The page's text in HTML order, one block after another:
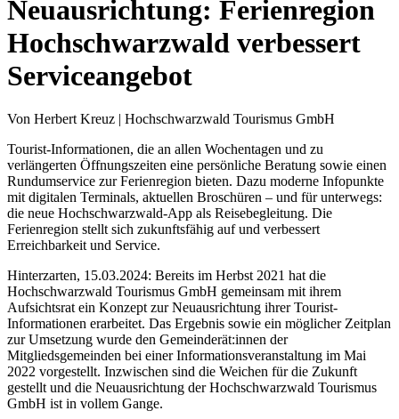
Neuausrichtung: Ferienregion
Hochschwarzwald verbessert
Serviceangebot
Von Herbert Kreuz | Hochschwarzwald Tourismus GmbH
Tourist-Informationen, die an allen Wochentagen und zu
verlängerten Öffnungszeiten eine persönliche Beratung sowie einen
Rundumservice zur Ferienregion bieten. Dazu moderne Infopunkte
mit digitalen Terminals, aktuellen Broschüren – und für unterwegs:
die neue Hochschwarzwald-App als Reisebegleitung. Die
Ferienregion stellt sich zukunftsfähig auf und verbessert
Erreichbarkeit und Service.
Hinterzarten, 15.03.2024: Bereits im Herbst 2021 hat die
Hochschwarzwald Tourismus GmbH gemeinsam mit ihrem
Aufsichtsrat ein Konzept zur Neuausrichtung ihrer Tourist-
Informationen erarbeitet. Das Ergebnis sowie ein möglicher Zeitplan
zur Umsetzung wurde den Gemeinderät:innen der
Mitgliedsgemeinden bei einer Informationsveranstaltung im Mai
2022 vorgestellt. Inzwischen sind die Weichen für die Zukunft
gestellt und die Neuausrichtung der Hochschwarzwald Tourismus
GmbH ist in vollem Gange.